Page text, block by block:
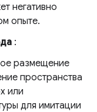
негативно
опыте.
:
размещение
пространства
или
для имитации